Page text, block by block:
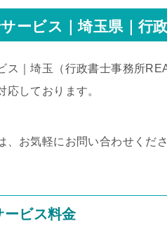
ービス｜埼玉県｜行
ス｜埼玉 （行政書士事務所
応しております。
、お気軽にお問い合わせくださ
ービス料金